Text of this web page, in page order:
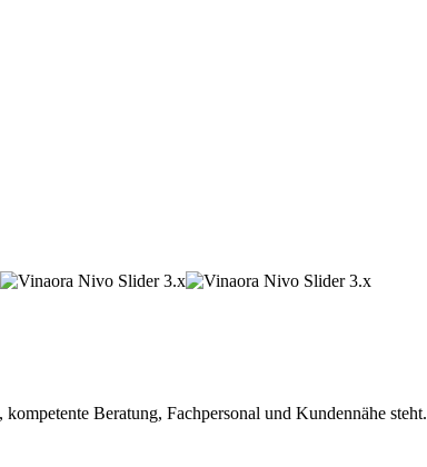
Beratung, Fachpersonal und Kundennähe steht.